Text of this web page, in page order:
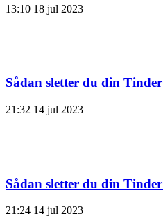
13:10 18 jul 2023
Sådan sletter du din
21:32 14 jul 2023
Sådan sletter du din
21:24 14 jul 2023